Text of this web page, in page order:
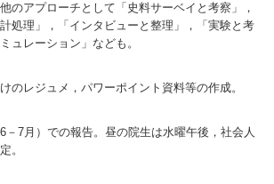
のアプローチとして「史料サーベイと考察」，
処理」，「インタビューと整理」，「実験と考
ュレーション」なども。
のレジュメ，パワーポイント資料等の作成。
－7月）での報告。昼の院生は水曜午後，社会人
。